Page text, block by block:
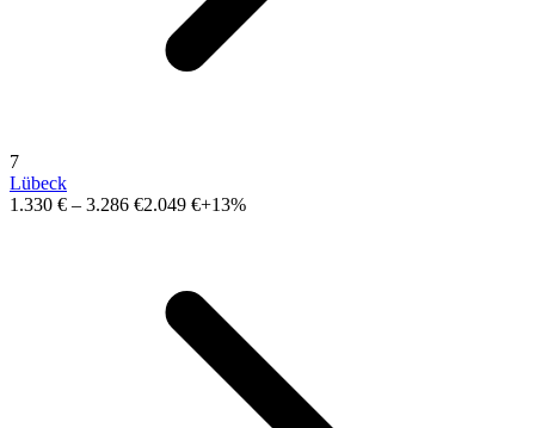
7
Lübeck
1.330 € – 3.286 €2.049 €+13%